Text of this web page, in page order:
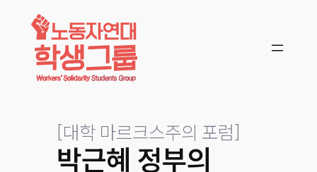
콘텐츠로
바로가기
[대학 마르크스주의 포럼]
박근혜 정부의